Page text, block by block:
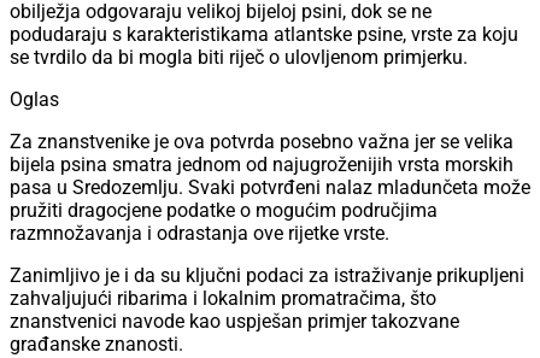
obilježja odgovaraju velikoj bijeloj psini, dok se ne
podudaraju s karakteristikama atlantske psine, vrste za koju
se tvrdilo da bi mogla biti riječ o ulovljenom primjerku.
Oglas
Za znanstvenike je ova potvrda posebno važna jer se velika
bijela psina smatra jednom od najugroženijih vrsta morskih
pasa u Sredozemlju. Svaki potvrđeni nalaz mladunčeta može
pružiti dragocjene podatke o mogućim područjima
razmnožavanja i odrastanja ove rijetke vrste.
Zanimljivo je i da su ključni podaci za istraživanje prikupljeni
zahvaljujući ribarima i lokalnim promatračima, što
znanstvenici navode kao uspješan primjer takozvane
građanske znanosti.